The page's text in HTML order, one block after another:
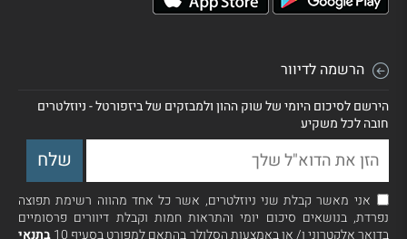
הרשמה לדיוור
הירשם לסיכום היומי של שוק ההון ולמבזקים של ביזפורטל - ניוזלטרים
חובה לכל משקיע
אני מאשר קבלת שני ניוזלטרים, אשר כל אחד מהווה רשימת תפוצה
נפרדת, בנושאים סיכום יומי והתראות חמות וקבלת דיוורים פרסומיים
בדואר אלקטרוני ו/ או באמצעות הסלולר בהתאם למפורט בסעיף 10
בתנאי